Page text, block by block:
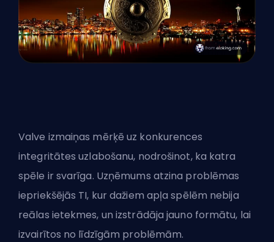
Valve izmaiņas mērķē uz konkurences
integritātes uzlabošanu, nodrošinot, ka katra
spēle ir svarīga. Uzņēmums atzina problēmas
iepriekšējās TI, kur dažiem apļa spēlēm nebija
reālas ietekmes, un izstrādāja jauno formātu, lai
izvairītos no līdzīgām problēmām.